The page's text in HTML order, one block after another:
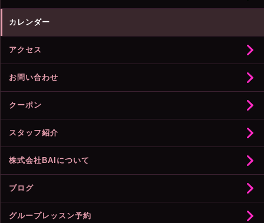
カレンダー
アクセス
お問い合わせ
クーポン
スタッフ紹介
株式会社BAIについて
ブログ
グループレッスン予約